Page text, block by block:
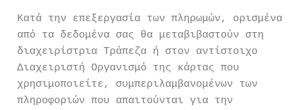
Κατά την επεξεργασία των πληρωμών, ορισμένα
από τα δεδομένα σας θα μεταβιβαστούν στη
διαχειρίστρια Τράπεζα ή στον αντίστοιχο
Διαχειριστή Οργανισμό της κάρτας που
χρησιμοποιείτε, συμπεριλαμβανομένων των
πληροφοριών που απαιτούνται για την